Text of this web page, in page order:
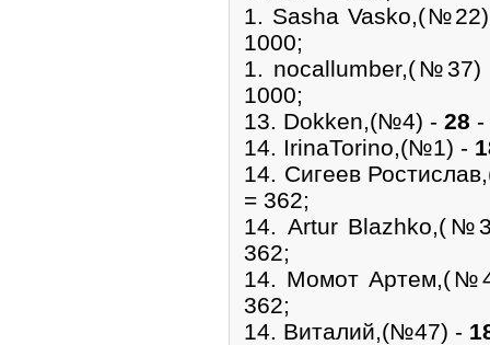
1. Sasha
1000;
1.
1000;
13. Dokken,(№4) - 28 -
14. IrinaTorino,(№1) -
14. Сигеев
= 362;
14. Artur
362;
14. Момот
362;
14. Виталий,(№47) -